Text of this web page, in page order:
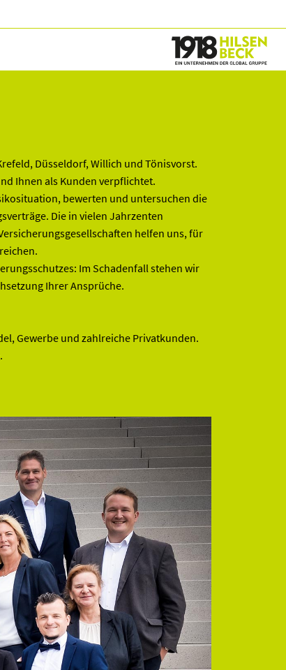
Düsseldorf, Willich und Tönisvorst.
Ihnen als Kunden verpflichtet.
bewerten und untersuchen die
Die in vielen Jahrzenten
helfen uns, für
Im Schadenfall stehen wir
Ihrer Ansprüche.
Gewerbe und zahlreiche Privatkunden.